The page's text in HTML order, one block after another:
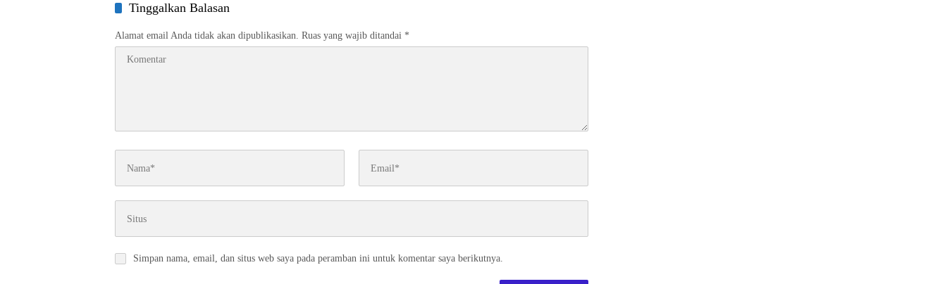
Tinggalkan Balasan
Alamat email Anda tidak akan dipublikasikan. Ruas yang wajib ditandai *
Simpan nama, email, dan situs web saya pada peramban ini untuk komentar saya berikutnya.